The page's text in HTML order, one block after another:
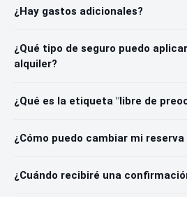
¿Hay gastos adicionales?
¿Qué tipo de seguro puedo
alquiler?
¿Qué es la etiqueta "libre de
¿Cómo puedo cambiar mi
¿Cuándo recibiré una